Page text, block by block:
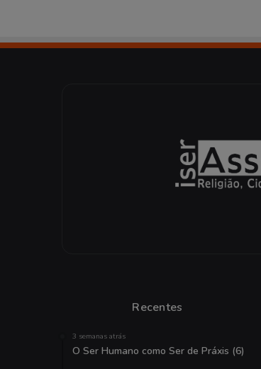
Recentes
3 semanas atrás
O Ser Humano como Ser de Práxis (6)